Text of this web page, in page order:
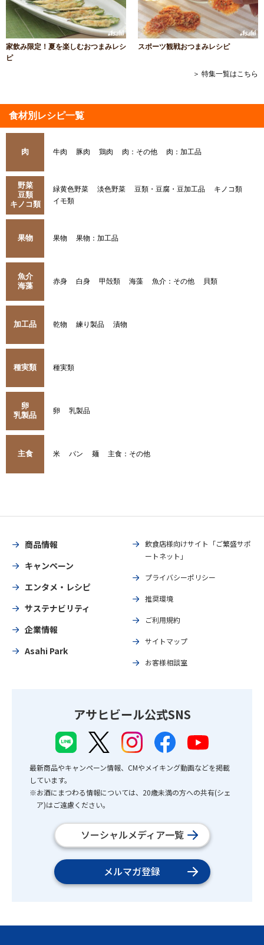
家飲み限定！夏を楽しむおつまみレシ
ピ
スポーツ観戦おつまみレシピ
＞ 特集一覧はこちら
食材別レシピ一覧
肉 牛肉 豚肉 鶏肉 肉：その他 肉：加工品
野菜
豆類
キノコ類
緑黄色野菜 淡色野菜 豆類・豆腐・豆加工品
キノコ類
イモ類
果物 果物 果物：加工品
魚介
海藻
赤身 白身 甲殻類 海藻 魚介：その他 貝類
加工品 乾物 練り製品 漬物
種実類 種実類
卵
乳製品
卵 乳製品
主食 米 パン 麺 主食：その他
商品情報
キャンペーン
エンタメ・レシピ
サステナビリティ
企業情報
Asahi Park
飲食店様向けサイト「ご繁盛サポ
ートネット」
プライバシーポリシー
推奨環境
ご利用規約
サイトマップ
お客様相談室
アサヒビール公式SNS
最新商品やキャンペーン情報、CMやメイキング動画などを掲載
しています。
※お酒にまつわる情報については、20歳未満の方への共有(シェ
ア)はご遠慮ください。
ソーシャルメディア一覧
メルマガ登録